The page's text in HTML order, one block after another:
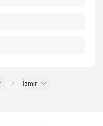
İzmir